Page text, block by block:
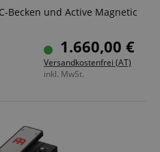
Becken und Active Magnetic
Modul mit der BFD Sound
und 8" Kick Drum
ein 14" Ride-Becken
1.660,00 €
Versandkostenfrei (AT)
inkl. MwSt.